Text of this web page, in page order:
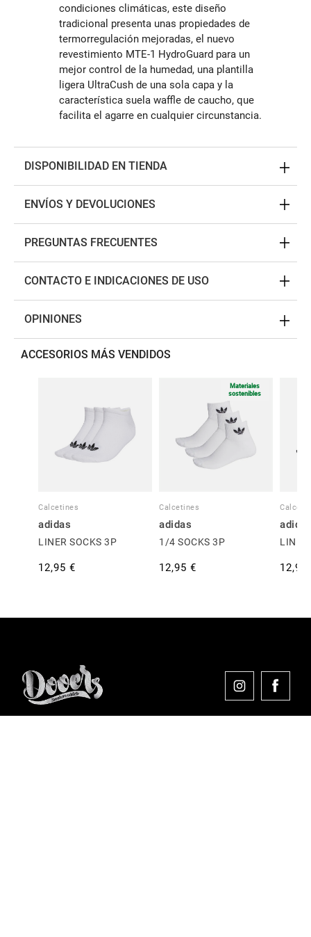
condiciones climáticas, este diseño
tradicional presenta unas propiedades de
termorregulación mejoradas, el nuevo
revestimiento MTE-1 HydroGuard para un
mejor control de la humedad, una plantilla
ligera UltraCush de una sola capa y la
característica suela waffle de caucho, que
facilita el agarre en cualquier circunstancia.
DISPONIBILIDAD EN TIENDA
ENVÍOS Y DEVOLUCIONES
PREGUNTAS FRECUENTES
CONTACTO E INDICACIONES DE USO
OPINIONES
ACCESORIOS MÁS VENDIDOS
Calcetines
adidas
LINER SOCKS 3P
12,95 €
Materiales
sostenibles
Calcetines
adidas
1/4 SOCKS 3P
12,95 €
LINER
12,95